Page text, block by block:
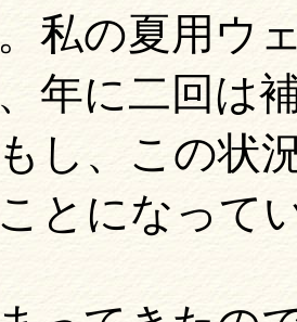
私の夏用ウ
年に二回は
し、この状
とになって